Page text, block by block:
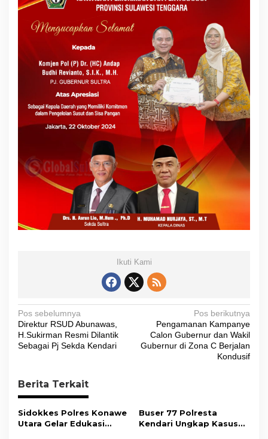
Ikuti Kami
N
a
v
g
a
s
Pos sebelumnya
Direktur RSUD Abunawas,
H.Sukirman Resmi Dilantik
Sebagai Pj Sekda Kendari
Pos berikutnya
Pengamanan Kampanye
Calon Gubernur dan Wakil
Gubernur di Zona C Berjalan
Kondusif
Berita Terkait
Sidokkes Polres Konawe
Utara Gelar Edukasi
Buser 77 Polresta
Kendari Ungkap Kasus